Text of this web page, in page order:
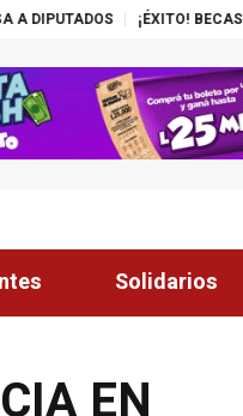
¡ÉXITO! BECAS NASSER-
Solidarios